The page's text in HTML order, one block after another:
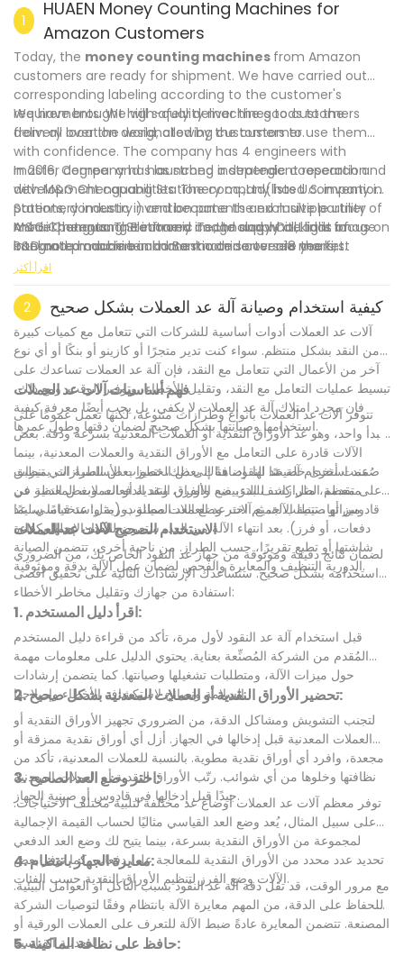
1
HUAEN Money Counting Machines for
Amazon Customers
Today, the money counting machines from Amazon
customers are ready for shipment. We have carried out
corresponding labeling according to the customer's
requirements. We will safely deliver the goods to the
delivery location designated by the customer.
We have brought high-quality machines to customers
from all over the world, allowing customers to use them
with confidence. The company has 4 engineers with
master degree and has strong independent research and
development capabilities. The company has U.S. invention
patents, domestic invention patents and multiple utility
model patents. The infrared image and white light image
integrated machine and Banknote sorter are the first
inventions in the industry.At the same time, we will provide
customers can trust us more. We participate in different
exhibitions every year to let more customers and dealers
know US
In 2016, Company has launched a strategic cooperation
with M&G Chenguang Stationery co.,Ltd(listed company in
Stationery industry ) and became the exclusive partner of
M&G Chenguang Stationery co.,Ltd supply all kinds of
banknote machine in domestic and oversea market.
Anhui Chenguang Electronic Technology Co.,Ltd is focus on
R&D and produce banknote machine over 18 years,
wholeheartedly serves customers from all over the world.
اقرأ أكثر
2 كيفية استخدام وصيانة آلة عد العملات بشكل صحيح
آلات عد العملات أدوات أساسية للشركات التي تتعامل مع كميات كبيرة
من النقد بشكل منتظم. سواء كنت تدير متجرًا أو كازينو أو بنكًا أو أي نوع
آخر من الأعمال التي تتعامل مع النقد، فإن آلة عد العملات تساعدك على
تبسيط عمليات التعامل مع النقد، وتقليل الأخطاء، وتوفير الوقت. ومع ذلك،
فإن مجرد امتلاك آلة عد العملات لا يكفي، بل يجب أيضًا معرفة كيفية
استخدامها وصيانتها بشكل صحيح لضمان دقتها وطول عمرها.
فهم أساسيات آلات عد العملات
تتوفر آلات عد العملات بأنواع وطرازات متنوعة، لكنها تعمل عمومًا على
مبدأ واحد، وهو عد الأوراق النقدية أو العملات المعدنية بسرعة ودقة. بعض
الآلات قادرة على التعامل مع الأوراق النقدية والعملات المعدنية، بينما
صُممت أخرى خصيصًا لها. إضافةً إلى ذلك، تتميز بعض الطرازات بميزات
متقدمة، مثل كشف التزييف، والفرز، وعد الدفعات. وبغض النظر عن
ميزاتها، تتطلب جميع آلات عد العملات صيانة دورية واستخدامًا سليمًا
لضمان عملها بكفاءة.
عند استخدام آلة عد النقود، هناك بعض الخطوات الأساسية التي تنطبق
على معظم الطرازات. للبدء، ضع الأوراق النقدية أو العملات المعدنية في
قادوس أو صينية الآلة، ثم اختر وضع العد المطلوب (مثل: عد قياسي، عد
دفعات، أو فرز). بعد انتهاء الآلة من العد، ستعرض العدد الإجمالي على
شاشتها أو تطبع تقريرًا، حسب الطراز. من ناحية أخرى، تتضمن الصيانة
الدورية التنظيف والمعايرة والفحص لضمان عمل الآلة بدقة وموثوقية.
الاستخدام الصحيح لآلات عد العملات
لضمان نتائج دقيقة وموثوقة من جهاز عد النقود الخاص بك، من الضروري
استخدامه بشكل صحيح. ستساعدك الإرشادات التالية على تحقيق أقصى
استفادة من جهازك وتقليل مخاطر الأخطاء:
1. اقرأ دليل المستخدم:
قبل استخدام آلة عد النقود لأول مرة، تأكد من قراءة دليل المستخدم
المُقدم من الشركة المُصنِّعة بعناية. يحتوي الدليل على معلومات مهمة
حول ميزات الآلة، ومتطلبات تشغيلها وصيانتها. كما يتضمن إرشادات
السلامة ونصائح لاستكشاف الأخطاء وإصلاحها.
2. تحضير الأوراق النقدية أو العملات المعدنية بشكل صحيح:
لتجنب التشويش ومشاكل الدقة، من الضروري تجهيز الأوراق النقدية أو
العملات المعدنية قبل إدخالها في الجهاز. أزل أي أوراق نقدية ممزقة أو
مجعدة، وافرد أي أوراق نقدية مطوية. بالنسبة للعملات المعدنية، تأكد من
نظافتها وخلوها من أي شوائب. رتّب الأوراق النقدية أو العملات المعدنية
جيدًا قبل إدخالها في قادوس أو صينية الجهاز.
3. اختر وضع العد الصحيح:
توفر معظم آلات عد العملات أوضاع عد مختلفة لتلبية مختلف الاحتياجات.
على سبيل المثال، يُعد وضع العد القياسي مثاليًا لحساب القيمة الإجمالية
لمجموعة من الأوراق النقدية بسرعة، بينما يتيح لك وضع العد الدفعي
تحديد عدد محدد من الأوراق النقدية للمعالجة على دفعات. كما توفر بعض
الآلات وضع الفرز لتنظيم الأوراق النقدية حسب الفئات.
4. معايرة الجهاز بانتظام:
مع مرور الوقت، قد تقل دقة آلة عد النقود بسبب التآكل أو العوامل البيئية.
للحفاظ على الدقة، من المهم معايرة الآلة بانتظام وفقًا لتوصيات الشركة
المصنعة. تتضمن المعايرة عادةً ضبط الآلة للتعرف على العملات الورقية أو
المعدنية القياسية.
5. حافظ على نظافة الماكينة: